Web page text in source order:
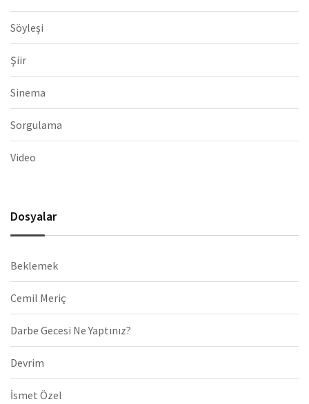
Söyleşi
Şiir
Sinema
Sorgulama
Video
Dosyalar
Beklemek
Cemil Meriç
Darbe Gecesi Ne Yaptınız?
Devrim
İsmet Özel